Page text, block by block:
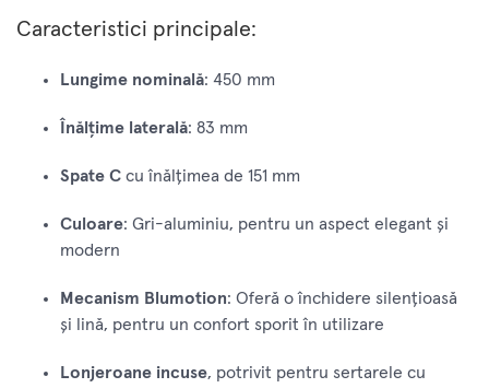
Caracteristici principale:
Lungime nominală: 450 mm
Înălțime laterală: 83 mm
Spate C cu înălțimea de 151 mm
Culoare: Gri-aluminiu, pentru un aspect elegant și
modern
Mecanism Blumotion: Oferă o închidere silențioasă
și lină, pentru un confort sporit în utilizare
Lonjeroane incuse, potrivit pentru sertarele cu